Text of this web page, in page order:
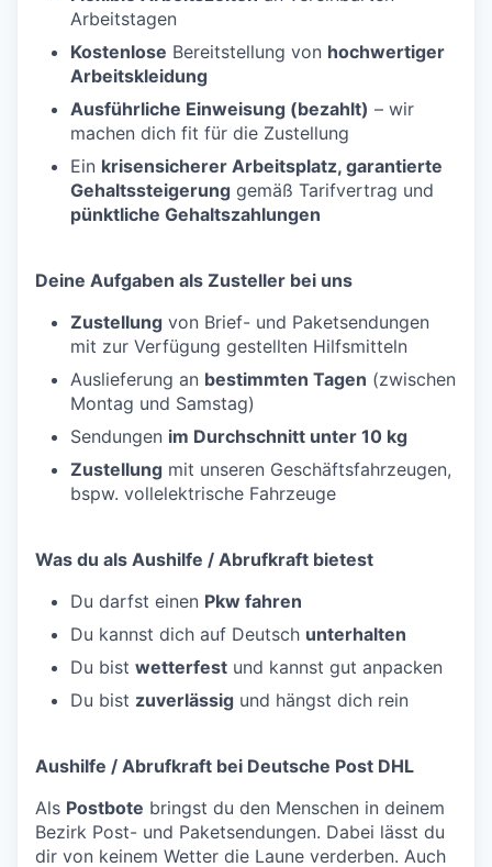
Arbeitstagen
Kostenlose Bereitstellung von hochwertiger
Arbeitskleidung
Ausführliche Einweisung (bezahlt) – wir
machen dich fit für die Zustellung
Ein krisensicherer Arbeitsplatz, garantierte
Gehaltssteigerung gemäß Tarifvertrag und
pünktliche Gehaltszahlungen
Deine Aufgaben als Zusteller bei uns
Zustellung von Brief- und Paketsendungen
mit zur Verfügung gestellten Hilfsmitteln
Auslieferung an bestimmten Tagen (zwischen
Montag und Samstag)
Sendungen im Durchschnitt unter 10 kg
Zustellung mit unseren Geschäftsfahrzeugen,
bspw. vollelektrische Fahrzeuge
Was du als Aushilfe / Abrufkraft bietest
Du darfst einen Pkw fahren
Du kannst dich auf Deutsch unterhalten
Du bist wetterfest und kannst gut anpacken
Du bist zuverlässig und hängst dich rein
Aushilfe / Abrufkraft bei Deutsche Post DHL
Als Postbote bringst du den Menschen in deinem
Bezirk Post- und Paketsendungen. Dabei lässt du
dir von keinem Wetter die Laune verderben. Auch